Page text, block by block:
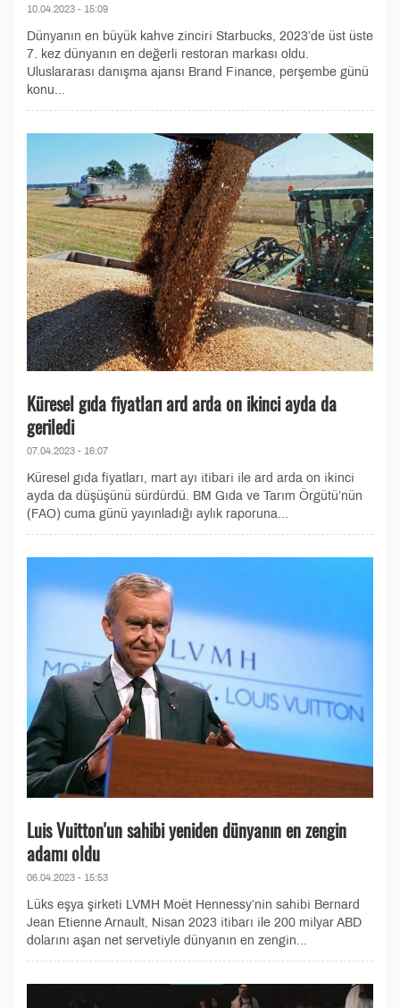
10.04.2023 - 15:09
Dünyanın en büyük kahve zinciri Starbucks, 2023’de üst üste
7. kez dünyanın en değerli restoran markası oldu.
Uluslararası danışma ajansı Brand Finance, perşembe günü
konu...
Küresel gıda fiyatları ard arda on ikinci ayda da
geriledi
07.04.2023 - 16:07
Küresel gıda fiyatları, mart ayı itibari ile ard arda on ikinci
ayda da düşüşünü sürdürdü. BM Gıda ve Tarım Örgütü’nün
(FAO) cuma günü yayınladığı aylık raporuna...
Luis Vuitton'un sahibi yeniden dünyanın en zengin
adamı oldu
06.04.2023 - 15:53
Lüks eşya şirketi LVMH Moët Hennessy’nin sahibi Bernard
Jean Etienne Arnault, Nisan 2023 itibarı ile 200 milyar ABD
dolarını aşan net servetiyle dünyanın en zengin...